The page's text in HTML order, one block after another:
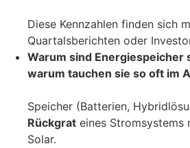
Diese Kennzahlen finden sich
Quartalsberichten oder
Warum sind Energiespeicher
warum tauchen sie so oft im
Speicher (Batterien,
Rückgrat eines Stromsystems
Solar.